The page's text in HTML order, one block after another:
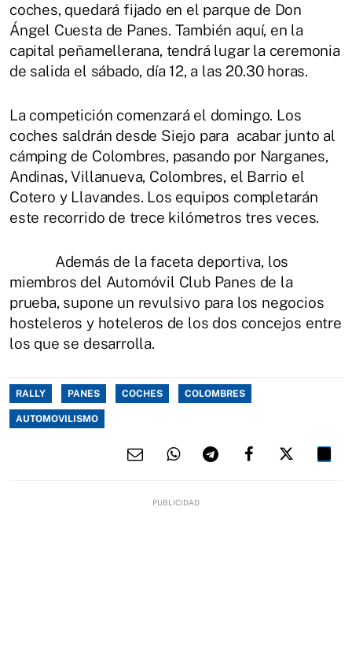
coches, quedará fijado en el parque de Don
Ángel Cuesta de Panes. También aquí, en la
capital peñamellerana, tendrá lugar la ceremonia
de salida el sábado, día 12, a las 20.30 horas.
La competición comenzará el domingo. Los
coches saldrán desde Siejo para acabar junto al
cámping de Colombres, pasando por Narganes,
Andinas, Villanueva, Colombres, el Barrio el
Cotero y Llavandes. Los equipos completarán
este recorrido de trece kilómetros tres veces.
Además de la faceta deportiva, los
miembros del Automóvil Club Panes de la
prueba, supone un revulsivo para los negocios
hosteleros y hoteleros de los dos concejos entre
los que se desarrolla.
RALLY PANES COCHES COLOMBRES
AUTOMOVILISMO